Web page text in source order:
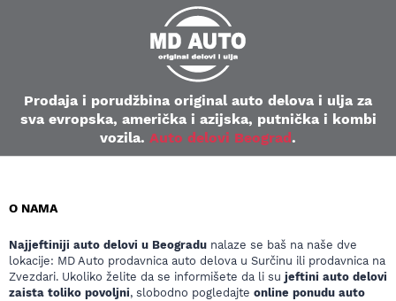
Prodaja i porudžbina original auto delova i ulja za
sva evropska, američka i azijska, putnička i kombi
vozila. Auto delovi Beograd.
O NAMA
Najjeftiniji auto delovi u Beogradu nalaze se baš na naše dve
lokacije: MD Auto prodavnica auto delova u Surčinu ili prodavnica na
Zvezdari. Ukoliko želite da se informišete da li su jeftini auto delovi
zaista toliko povoljni, slobodno pogledajte online ponudu auto